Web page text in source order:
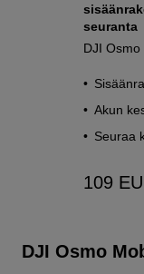
seuranta
DJI
Akun
Seuraa
109
DJI Osmo